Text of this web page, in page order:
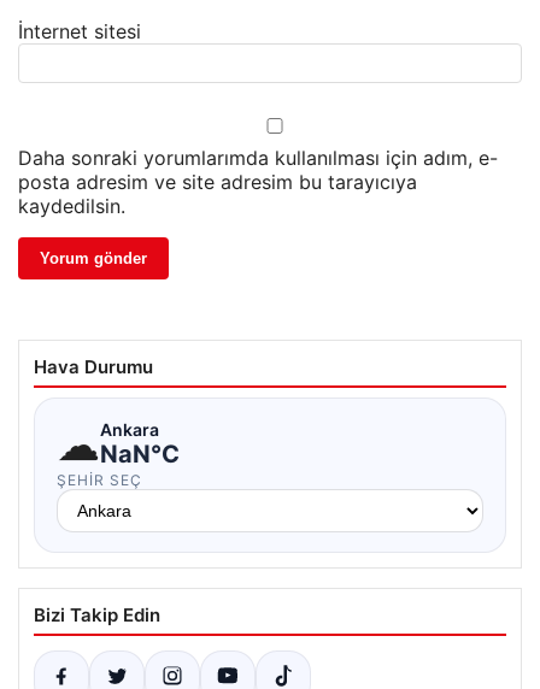
İnternet sitesi
Daha sonraki yorumlarımda kullanılması için adım, e-
posta adresim ve site adresim bu tarayıcıya
kaydedilsin.
Hava Durumu
☁Ankara
NaN°C
ŞEHIR SEÇ
Bizi Takip Edin